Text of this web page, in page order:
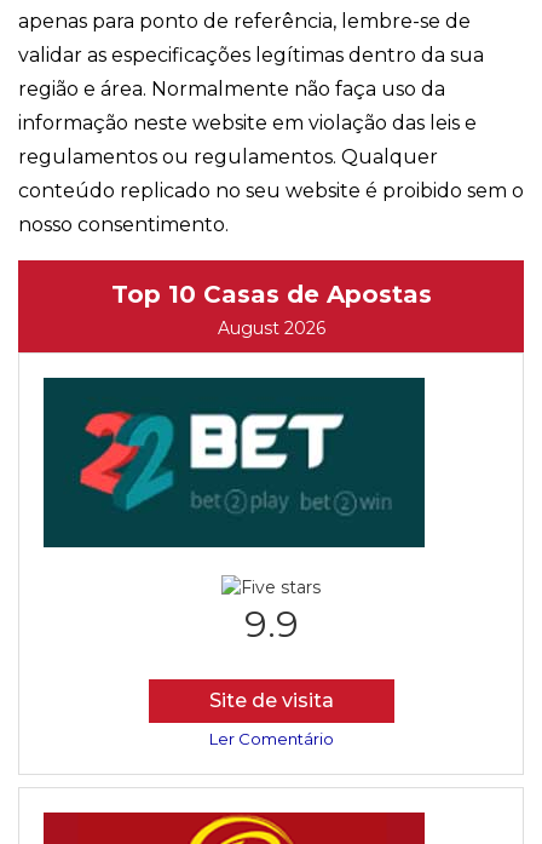
apenas para ponto de referência, lembre-se de
validar as especificações legítimas dentro da sua
região e área. Normalmente não faça uso da
informação neste website em violação das leis e
regulamentos ou regulamentos. Qualquer
conteúdo replicado no seu website é proibido sem o
nosso consentimento.
Top 10 Casas de Apostas
August 2026
9.9
Site de visita
Ler Comentário